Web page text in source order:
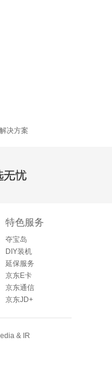
决方案
忧
特色服务
夺宝岛
DIY装机
延保服务
京东E卡
京东通信
京东JD+
& IR